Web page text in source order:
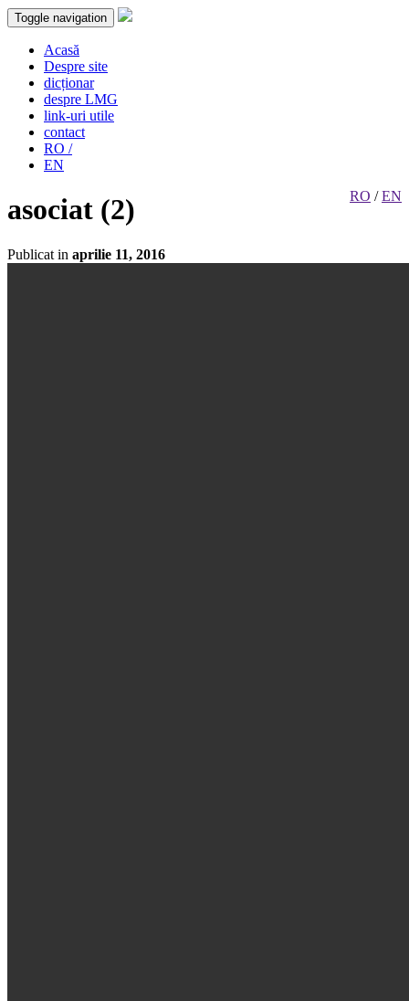
Toggle navigation
Acasă
Despre site
dicționar
despre LMG
link-uri utile
contact
RO /
EN
RO /EN
asociat (2)
Publicat in aprilie 11, 2016